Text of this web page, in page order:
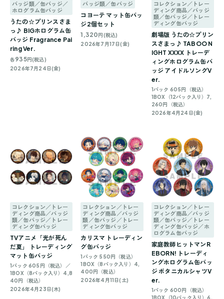
バッジ類／缶バッジ／
ホログラム缶バッジ
うたの☆プリンスさま
っ♪ BIGホログラム缶
バッジ Fragrance Pai
ring Ver.
各935円(税込)
2026年7月24日(金)
バッジ類／缶バッジ
コヨーテ マット缶バッ
ジ2個セット
1,320 円(税込)
2026年7月17日(金)
コレクション／トレー
ディング商品／バッジ
類／缶バッジ／トレー
ディング缶バッジ
劇場版 うたの☆プリン
スさまっ♪ TABOO N
IGHT XXXX トレーデ
ィングホログラム缶バ
ッジ アイドルソングV
er.
1パック 605円（税込）
1BOX（12パック入り）7,
260円（税込）
2026年4月24日(金)
コレクション／トレー
ディング商品／バッジ
類／缶バッジ／トレー
ディング缶バッジ
TVアニメ「光が死ん
だ夏」 トレーディング
マット缶バッジ
1パック 605円（税込）／
1BOX（8パック入り）4,8
40円（税込）
2026年4月23日(木)
コレクション／トレー
ディング商品／バッジ
類／缶バッジ／トレー
ディング缶バッジ
カリスマ トレーディン
グ缶バッジ
1パック 550円（税込）
1BOX（8パック入り）4,
400円（税込）
2026年4月11日(土)
コレクション／トレー
ディング商品／バッジ
類／缶バッジ／トレー
ディング缶バッジ／ホ
ログラム缶バッジ
家庭教師ヒットマンR
EBORN! トレーディ
ングホログラム缶バッ
ジ ボタニカルシャツV
er.
1パック 600円（税込）
1BOX（10パック入り）6,